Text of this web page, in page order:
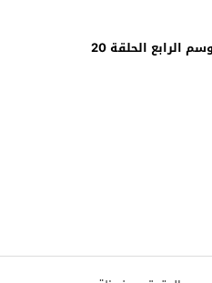
الحلقة 20